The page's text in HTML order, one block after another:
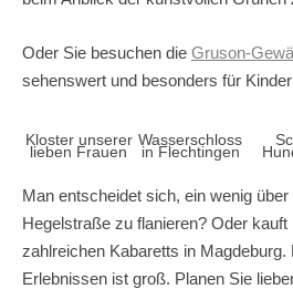
Oder Sie besuchen die Gruson-
sehenswert und besonders für
Kloster unserer
lieben Frauen
Wasserschloss
in Flechtingen
Man entscheidet sich, ein wenig
Hegelstraße zu flanieren? Oder
zahlreichen Kabaretts in Magdeburg.
Erlebnissen ist groß. Planen Sie